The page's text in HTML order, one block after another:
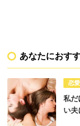
あなたにおす
恋
私だ
い夫